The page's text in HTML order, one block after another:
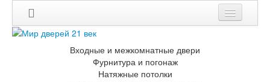
Входные и межкомнатные двери
Фурнитура и погонаж
Натяжные потолки